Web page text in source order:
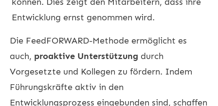
Entwicklung ernst genommen wird.
Die FeedFORWARD-Methode ermöglicht es
auch, proaktive Unterstützung durch
Vorgesetzte und Kollegen zu fördern. Indem
Führungskräfte aktiv in den
Entwicklungsprozess eingebunden sind, schaffen